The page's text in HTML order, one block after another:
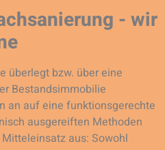
- wir
überlegt bzw. über eine
Bestandsimmobilie
an auf eine funktionsgerechte
ausgereiften Methoden
aus: Sowohl